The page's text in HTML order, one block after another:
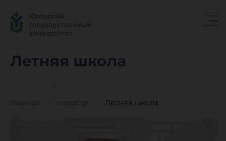
Летняя школа
Летняя школа
Летняя
школа